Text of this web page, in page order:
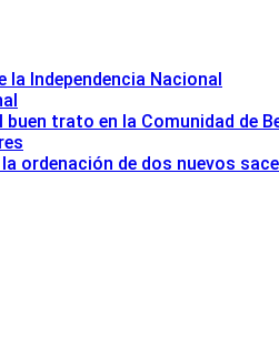
la Independencia Nacional
trato en la Comunidad de
ordenación de dos nuevos